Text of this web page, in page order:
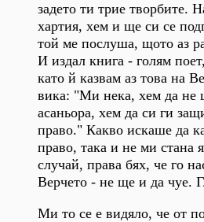
задето ти трие творбите.
хартия, хем и ще си се
той ме послуша, щото аз
И издал книга - голям
като й казвам аз това на
вика: "Ми нека, хем да не
асаньора, хем да си ги
право." Какво искаше да
право, така и не ми стана
случай, права бях, че го
Верчето - не ще и да чуе.
Ми то се е видяло, че от